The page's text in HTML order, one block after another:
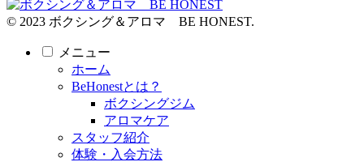
© 2023 ボクシング＆アロマ BE HONEST.
メニュー
ホーム
BeHonestとは？
ボクシングジム
アロマケア
スタッフ紹介
体験・入会方法